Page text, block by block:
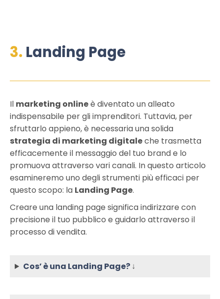
3. Landing Page
Il marketing onlineè diventato un alleato
indispensabile per gli imprenditori. Tuttavia, per
sfruttarlo appieno, è necessaria una solida
strategia di marketing digitaleche trasmetta
efficacemente il messaggio del tuo brand e lo
promuova attraverso vari canali. In questo articolo
esamineremo uno degli strumenti più efficaci per
questo scopo: la Landing Page.
Creare una landing page significa indirizzare con
precisione il tuo pubblico e guidarlo attraverso il
processo di vendita.
Cos’ è una Landing Page? ↓